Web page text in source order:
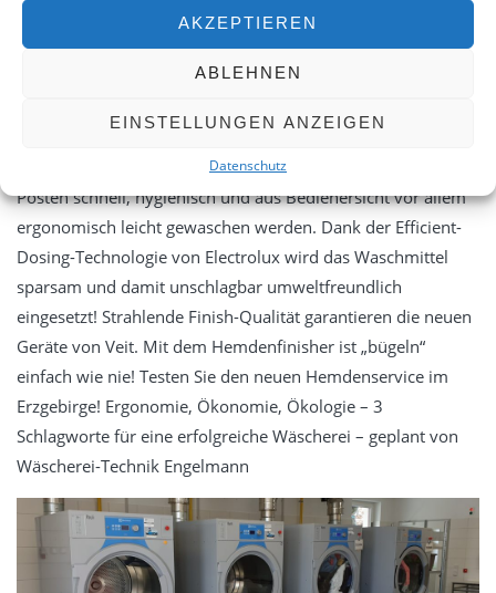
AKZEPTIEREN
ABLEHNEN
EINSTELLUNGEN ANZEIGEN
Datenschutz
Architekten der
Hyvolution-Maschine von Electrolux können auch große
Posten schnell, hygienisch und aus Bedienersicht vor allem
ergonomisch leicht gewaschen werden. Dank der Efficient-
Dosing-Technologie von Electrolux wird das Waschmittel
sparsam und damit unschlagbar umweltfreundlich
eingesetzt! Strahlende Finish-Qualität garantieren die neuen
Geräte von Veit. Mit dem Hemdenfinisher ist „bügeln“
einfach wie nie! Testen Sie den neuen Hemdenservice im
Erzgebirge! Ergonomie, Ökonomie, Ökologie – 3
Schlagworte für eine erfolgreiche Wäscherei – geplant von
Wäscherei-Technik Engelmann